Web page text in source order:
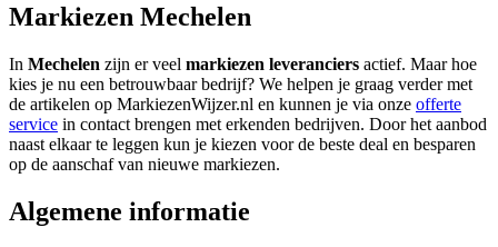
Markiezen Mechelen
In Mechelen zijn er veel markiezen leveranciers actief. Maar hoe
kies je nu een betrouwbaar bedrijf? We helpen je graag verder met
de artikelen op MarkiezenWijzer.nl en kunnen je via onze offerte
service in contact brengen met erkenden bedrijven. Door het aanbod
naast elkaar te leggen kun je kiezen voor de beste deal en besparen
op de aanschaf van nieuwe markiezen.
Algemene informatie